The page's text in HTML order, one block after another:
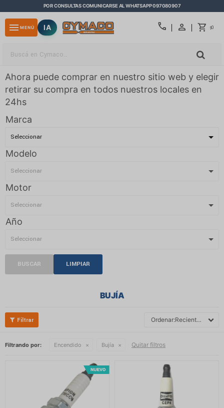
POR CONSULTAS COMUNICARSE AL WHATSAPP 097080907
call $0
menu MENÚ IA
Ahora puede comprar en nuestro sitio web y elegir
retirar su compra en todos nuestros locales en
24hs
Marca
Modelo
Motor
Año
BUSCAR LIMPIAR
BUJÍA
Recientes
Filtrando por: Encendido Bujía Quitar filtros
close